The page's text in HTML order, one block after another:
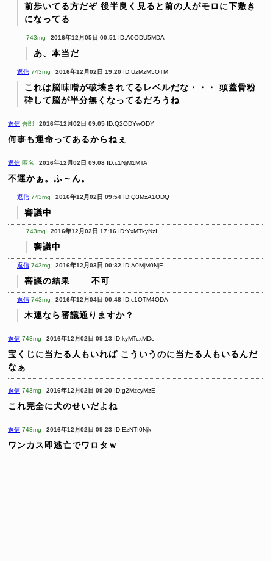
前歩いてる方だぞ 後半良く見ると前の人がモロに下敷き
になってる
743mg 2016年12月05日 00:51 ID:A0ODU5MDA
あ、本当だ
返信 743mg 2016年12月02日 19:20 ID:UzMzM5OTM
これは脳味噌が破壊されてるレベルだな・・・
頭蓋骨粉
砕して脳が半分無くなってるだろうね
返信 吾郎 2016年12月02日 09:05 ID:Q2ODYwODY
何事も運命ってあるからねぇ
返信 匿名 2016年12月02日 09:08 ID:c1NjM1MTA
不運かぁ。ふ～ん。
返信 743mg 2016年12月02日 09:54 ID:Q3MzA1ODQ
審議中
743mg 2016年12月02日 17:16 ID:YxMTkyNzI
審議中
返信 743mg 2016年12月03日 00:32 ID:A0MjM0NjE
審議の結果 不可
返信 743mg 2016年12月04日 00:48 ID:c1OTM4ODA
木運なら審議通りますか？
返信 743mg 2016年12月02日 09:13 ID:kyMTcxMDc
宝くじに当たる人もいれば こういうのに当たる人もいるんだ
なぁ
返信 743mg 2016年12月02日 09:20 ID:g2MzcyMzE
これ完全に犬のせいだよね
返信 743mg 2016年12月02日 09:23 ID:EzNTI0Njk
ワンカス即逃亡でワロタｗ